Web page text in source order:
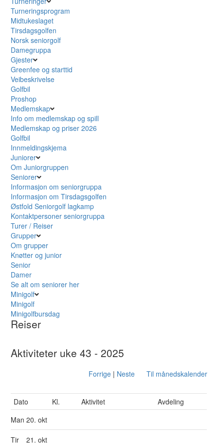
Turneringsprogram
Midtukeslaget
Tirsdagsgolfen
Norsk seniorgolf
Damegruppa
Gjester
Greenfee og starttid
Veibeskrivelse
Golfbil
Proshop
Medlemskap
Info om medlemskap og spill
Medlemskap og priser 2026
Golfbil
Innmeldingskjema
Juniorer
Om Juniorgruppen
Seniorer
Informasjon om seniorgruppa
Informasjon om Tirsdagsgolfen
Østfold Seniorgolf lagkamp
Kontaktpersoner seniorgruppa
Turer / Reiser
Grupper
Om grupper
Knøtter og junior
Senior
Damer
Se alt om seniorer her
Minigolf
Minigolf
Minigolfbursdag
Reiser
Aktiviteter uke 43 - 2025
Forrige| Neste Til månedskalender
Dato Kl. Aktivitet
Avdeling
Man20. okt
Tir 21. okt